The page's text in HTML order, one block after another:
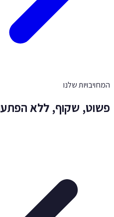
שלנו
שקוף, ללא הפתעות